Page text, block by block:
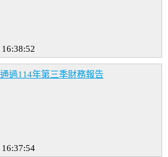
過114年第三季財務報告